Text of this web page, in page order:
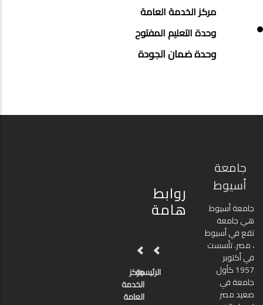
مركز الخدمة العامة
وحدة التعليم المفتوح
وحدة ضمان الجودة
جامعة
أسيوط
جامعة أسيوط
هي جامعة
تقع في أسيوط
، مصر. تأسست
في أكتوبر
1957 كأول
جامعة في
صعيد مصر
روابط
هامة
الرئيسيةمركز
الخدمة
العامة